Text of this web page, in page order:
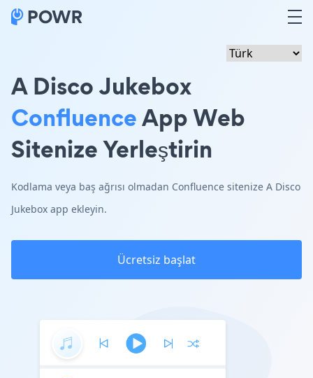
A Disco Jukebox
ConfluenceApp Web
Sitenize Yerleştirin
Kodlama veya baş ağrısı olmadan Confluence sitenize A Disco
Jukebox app ekleyin.
Ücretsiz başlat